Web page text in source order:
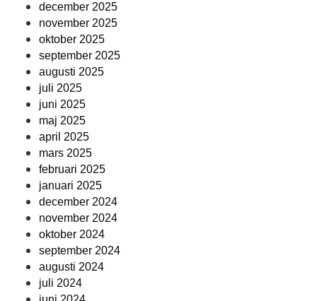
december 2025
november 2025
oktober 2025
september 2025
augusti 2025
juli 2025
juni 2025
maj 2025
april 2025
mars 2025
februari 2025
januari 2025
december 2024
november 2024
oktober 2024
september 2024
augusti 2024
juli 2024